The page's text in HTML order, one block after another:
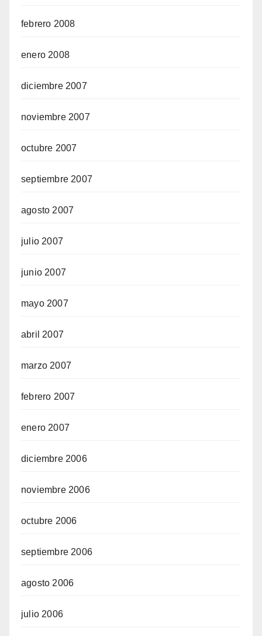
febrero 2008
enero 2008
diciembre 2007
noviembre 2007
octubre 2007
septiembre 2007
agosto 2007
julio 2007
junio 2007
mayo 2007
abril 2007
marzo 2007
febrero 2007
enero 2007
diciembre 2006
noviembre 2006
octubre 2006
septiembre 2006
agosto 2006
julio 2006